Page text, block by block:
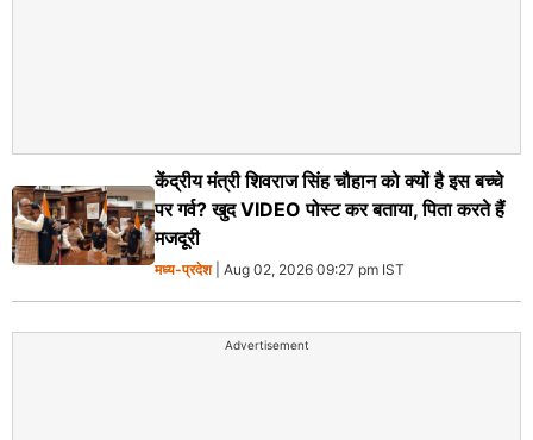
केंद्रीय मंत्री शिवराज सिंह चौहान को क्यों है इस बच्चे
पर गर्व? खुद VIDEO पोस्ट कर बताया, पिता करते हैं
मजदूरी
मध्य-प्रदेश| Aug 02, 2026 09:27 pm IST
Advertisement